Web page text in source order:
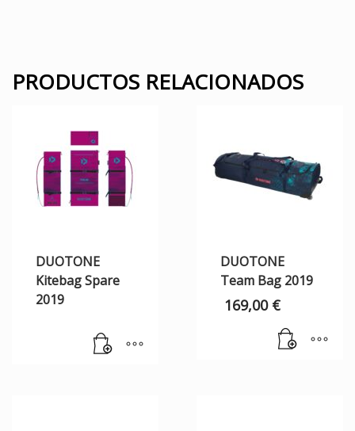
PRODUCTOS RELACIONADOS
DUOTONE
Kitebag Spare
2019
DUOTONE
Team Bag 2019
169,00 €